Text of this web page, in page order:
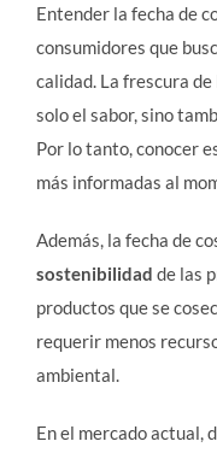
Entender la fecha de
consumidores que
calidad. La frescura
solo el sabor, sino
Por lo tanto, conocer
más informadas al
Además, la fecha de
sostenibilidad de las
productos que se
requerir menos
ambiental.
En el mercado actual,